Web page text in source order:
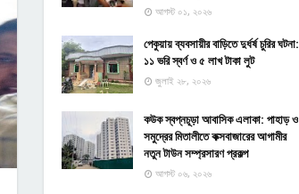
আগস্ট ০১, ২০২৬
পেকুয়ায় ব্যবসায়ীর বাড়িতে দুর্ধর্ষ চুরির ঘটনা:
১১ ভরি স্বর্ণ ও ৫ লাখ টাকা লুট
জুলাই ২৮, ২০২৬
কউক স্বপ্নচূড়া আবাসিক এলাকা: পাহাড় ও
সমুদ্রের মিতালীতে কক্সবাজারের আগামীর
নতুন টাউন সম্প্রসারণ প্রকল্প
আগস্ট ০৬, ২০২৬